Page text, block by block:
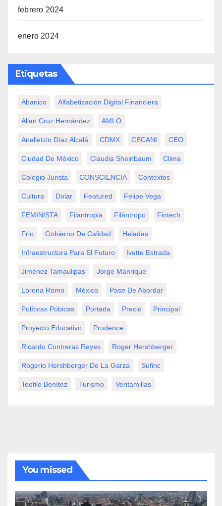
febrero 2024
enero 2024
Etiquetas
Abanico Alfabetización Digital Financiera
Allan Cruz Hernández AMLO
Analletzin Díaz Alcalá CDMX CECANI CEO
Ciudad De México Claudia Sheinbaum Clima
Colegio Jurista CONSCIENCIA Contextos
Cultura Dolar Featured Felipe Vega
FEMINISTA Filantropia Filántropo Fintech
Frio Gobierno De Calidad Heladas
Infraestructura Para El Futuro Ivette Estrada
Jiménez Tamaulipas Jorge Manrique
Lorena Romo México Pase De Abordar
Políticas Púbicas Portada Precio Principal
Proyecto Educativo Prudence
Ricardo Contreras Reyes Roger Hershberger
Rogerio Hershberger De La Garza Sufinc
Teofilo Benítez Turismo Ventamillas
You missed